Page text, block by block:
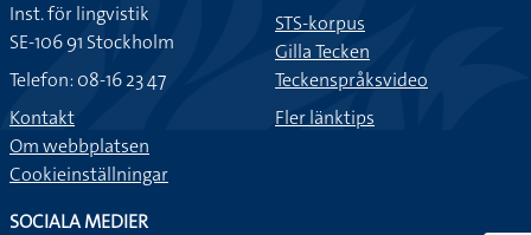
Inst. för lingvistik
SE-106 91 Stockholm
Telefon: 08-16 23 47
Kontakt
Om webbplatsen
Cookieinställningar
STS-korpus
Gilla Tecken
Teckenspråksvideo
Fler länktips
SOCIALA MEDIER